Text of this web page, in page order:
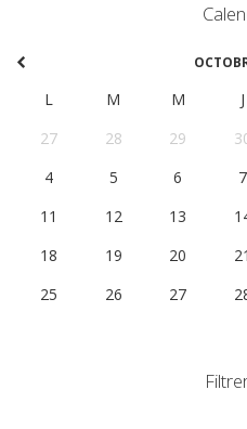
L M M J
27
28 29
4
5 6 7
11
12 13
18
19 20 21
25
26 27